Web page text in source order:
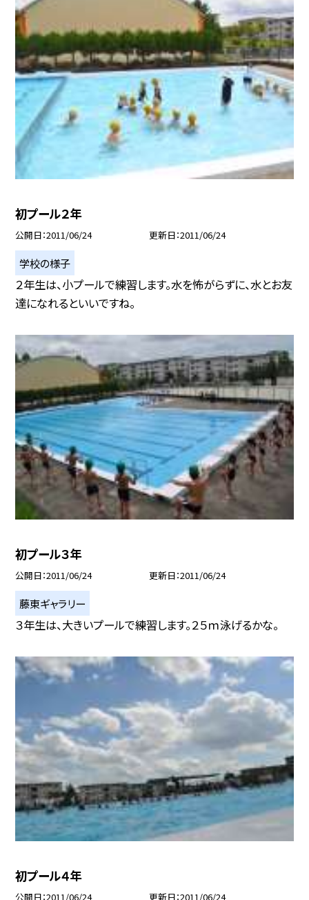
初プール２年
公開日 2011/06/24 更新日 2011/06/24
学校の様子
２年生は、小プールで練習します。水を怖がらずに、水とお友
達になれるといいですね。
初プール３年
公開日 2011/06/24 更新日 2011/06/24
藤東ギャラリー
３年生は、大きいプールで練習します。２５ｍ泳げるかな。
初プール４年
公開日 2011/06/24 更新日 2011/06/24